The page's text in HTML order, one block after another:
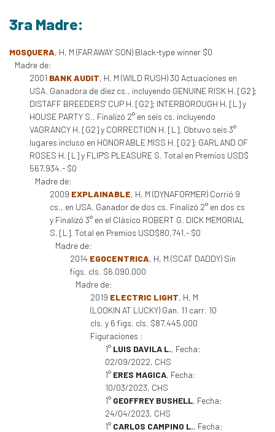
3ra Madre:
MOSQUERA, H, M (FARAWAY SON) Black-type winner $0
Madre de:
2001 BANK AUDIT, H, M (WILD RUSH) 30 Actuaciones en
USA. Ganadora de diez cs., incluyendo GENUINE RISK H. [G2];
DISTAFF BREEDERS' CUP H. [G2]; INTERBOROUGH H. [L] y
HOUSE PARTY S.. Finalizó 2° en seis cs. incluyendo
VAGRANCY H. [G2] y CORRECTION H. [L]. Obtuvo seis 3°
lugares incluso en HONORABLE MISS H. [G2]; GARLAND OF
ROSES H. [L] y FLIP'S PLEASURE S. Total en Premios USD$
567,934.- $0
Madre de:
2009 EXPLAINABLE, H, M (DYNAFORMER) Corrió 9
cs., en USA. Ganador de dos cs. Finalizó 2° en dos cs
y Finalizó 3° en el Clásico ROBERT G. DICK MEMORIAL
S. [L]. Total en Premios USD$80,741.- $0
Madre de:
2014 EGOCENTRICA, H, M (SCAT DADDY) Sin
figs. cls. $6.090.000
Madre de:
2019 ELECTRIC LIGHT, H, M
(LOOKIN AT LUCKY) Gan. 11 carr. 10
cls. y 6 figs. cls. $87.445.000
Figuraciones :
1° LUIS DAVILA L., Fecha:
02/09/2022, CHS
1° ERES MAGICA, Fecha:
10/03/2023, CHS
1° GEOFFREY BUSHELL, Fecha:
24/04/2023, CHS
1° CARLOS CAMPINO L., Fecha: